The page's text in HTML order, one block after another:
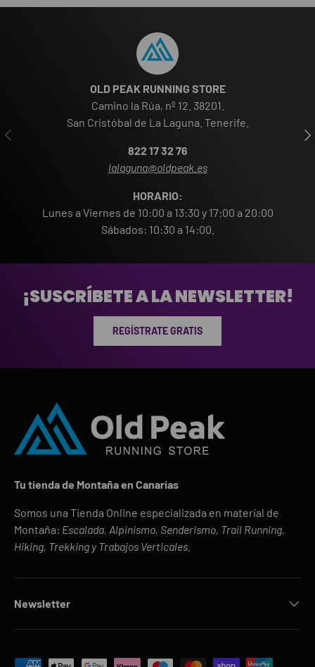
ANTERIOR
OLD PEAK RUNNING STORE
Camino la Rúa, nº 12. 38201.
San Cristóbal de La Laguna. Tenerife.
822 17 32 76
lalaguna@oldpeak.es
HORARIO:
Lunes a Viernes de 10:00 a 13:30 y 17:00 a 20:00
Sábados: 10:30 a 14:00.
¡SUSCRÍBETE A LA NEWSLETTER!
REGÍSTRATE GRATIS
Tu tienda de Montaña en Canarias
Somos una Tienda Online especializada en material de
Montaña: Escalada, Alpinismo, Senderismo, Trail Running,
Hiking, Trekking y Trabajos Verticales.
Newsletter